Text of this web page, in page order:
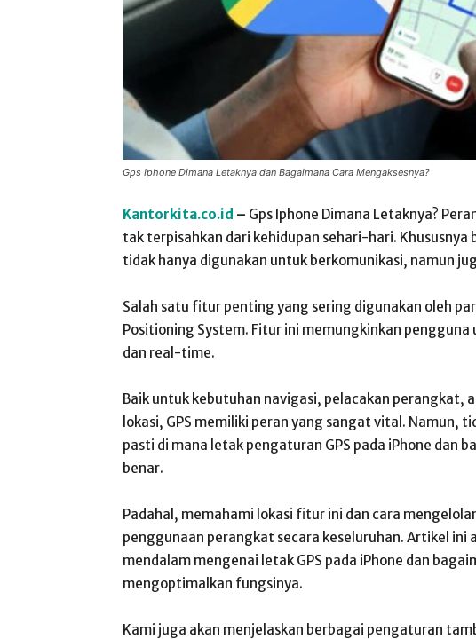
Gps Iphone Dimana Letaknya dan Bagaimana Cara Mengaksesnya?
Kantorkita.co.id – Gps Iphone Dimana Letaknya?
tak terpisahkan dari kehidupan sehari-hari.
tidak hanya digunakan untuk berkomunikasi, namun
Salah satu fitur penting yang sering digunakan oleh
Positioning System. Fitur ini memungkinkan
dan real-time.
Baik untuk kebutuhan navigasi, pelacakan perangkat,
lokasi, GPS memiliki peran yang sangat vital. Namun,
pasti di mana letak pengaturan GPS pada iPhone dan
benar.
Padahal, memahami lokasi fitur ini dan cara
penggunaan perangkat secara keseluruhan. Artikel ini
mendalam mengenai letak GPS pada iPhone dan
mengoptimalkan fungsinya.
Kami juga akan menjelaskan berbagai pengaturan